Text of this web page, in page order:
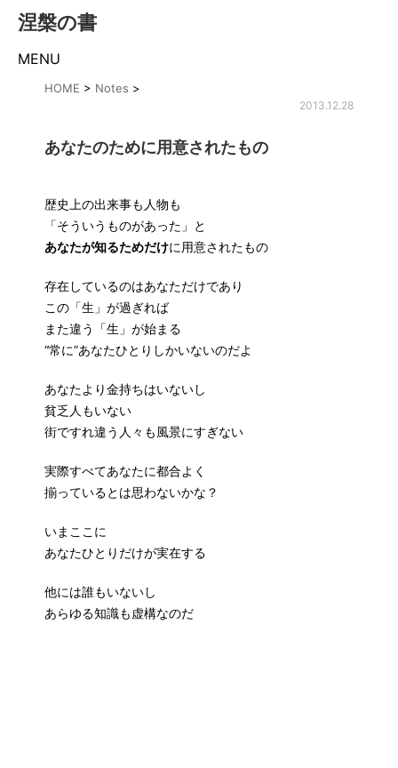
涅槃の書
MENU
HOME > Notes >
2013.12.28
あなたのために用意されたもの
歴史上の出来事も人物も
「そういうものがあった」と
あなたが知るためだけに用意されたもの
存在しているのはあなただけであり
この「生」が過ぎれば
また違う「生」が始まる
“常に”あなたひとりしかいないのだよ
あなたより金持ちはいないし
貧乏人もいない
街ですれ違う人々も風景にすぎない
実際すべてあなたに都合よく
揃っているとは思わないかな？
いまここに
あなたひとりだけが実在する
他には誰もいないし
あらゆる知識も虚構なのだ